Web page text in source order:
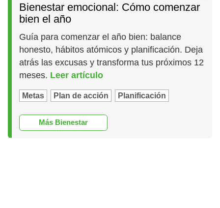
Bienestar emocional: Cómo comenzar
bien el año
Guía para comenzar el año bien: balance
honesto, hábitos atómicos y planificación. Deja
atrás las excusas y transforma tus próximos 12
meses. Leer artículo
Metas Plan de acción Planificación
Más Bienestar